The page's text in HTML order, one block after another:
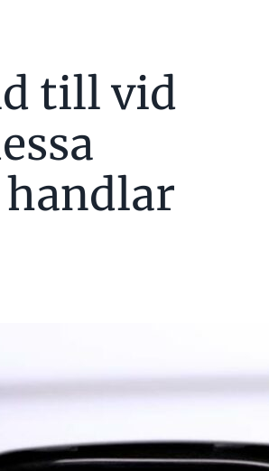
till vid